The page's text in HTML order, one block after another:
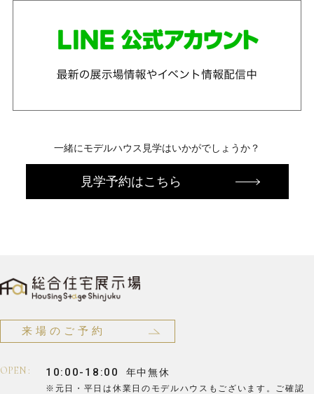
一緒にモデルハウス見学はいかがでしょうか？
見学予約はこちら
来場のご予約
OPEN : 10:00-18:00 年中無休
※元日・平日は休業日のモデルハウスもございます。 ご確認